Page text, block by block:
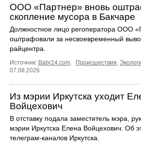
ООО «Партнер» вновь
скопление мусора в Бакчаре
Должностное лицо регоператора ООО
оштрафовали за несвоевременный
райцентра.
Источник: Babr24.com. Происшествия,
07.08.2026
Из мэрии Иркутска уходит
Войцехович
В отставку подала заместитель мэра,
мэрии Иркутска Елена Войцехович. Об
телеграм‑каналов Иркутска.